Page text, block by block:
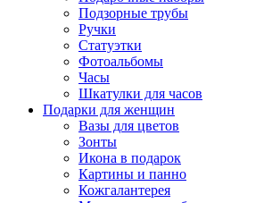
Подзорные трубы
Ручки
Статуэтки
Фотоальбомы
Часы
Шкатулки для часов
Подарки для женщин
Вазы для цветов
Зонты
Икона в подарок
Картины и панно
Кожгалантерея